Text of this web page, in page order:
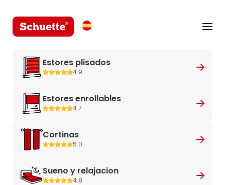
Estores plisados
4.9
Estores enrollables
4.7
Cortinas
5.0
Sueno y relajacion
4.8